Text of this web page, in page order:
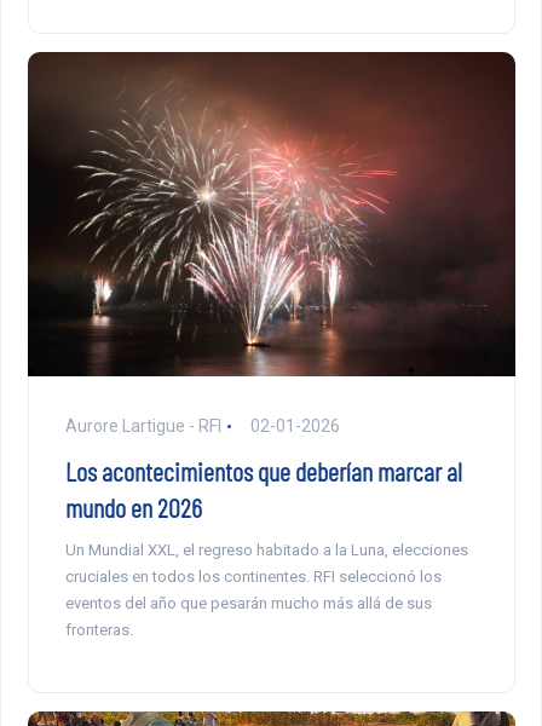
Aurore Lartigue - RFI 02-01-2026
Los acontecimientos que deberían marcar al
mundo en 2026
Un Mundial XXL, el regreso habitado a la Luna, elecciones
cruciales en todos los continentes. RFI seleccionó los
eventos del año que pesarán mucho más allá de sus
fronteras.